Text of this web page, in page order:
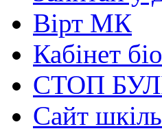
Вірт МК
Кабінет
СТОП
Сайт